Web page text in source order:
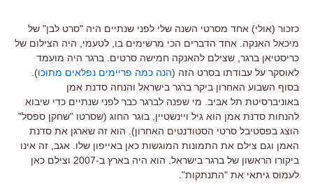
כזכור (אולי) אחד מסרטי השנה שלי לפני שנתיים היה "סרט לבן" של
מיכאל האנקה. אחד הדברים הכי מרשימים בו, לטעמי, היה הצילום של
כריסטיאן ברגר, שצילם להאנקה חמישה סרטים. ברגר היה מועמד
לאוסקר על עבודתו בסרט הזה (הנה כמה פריימים נפלאים מתוכו).
בסוף השבוע האחרון ביקר ברגר בישראל והנחה סדנת אמן
באוניברסיטת תל אביב. מי שפנה לברגר כבר לפני שנתיים כדי שיבוא
להנחות סדנת אמן הוא גיל ויינשטיין, בוגר החוג (שסרטו "שחקן ספסל"
הוצג בפסטיבל סרטי הסטודנטים האחרון). הוא זה שארגן את סדנת
האמן וגם צילם את התמונות המוגשות כאן באייפון שלו. אגב, זה אינו
ביקורו הראשון של ברגר בישראל. הוא היה בארץ ב-2007 וצילם כאן
לעמוס גיתאי את "התנתקות".